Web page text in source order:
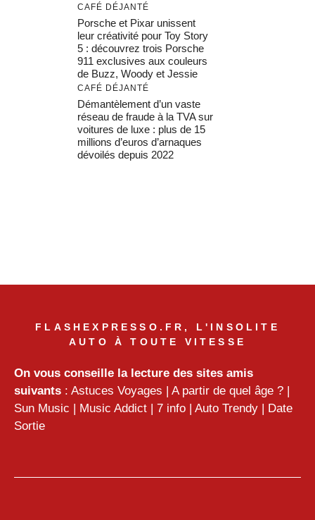
CAFÉ DÉJANTÉ
Porsche et Pixar unissent
leur créativité pour Toy Story
5 : découvrez trois Porsche
911 exclusives aux couleurs
de Buzz, Woody et Jessie
CAFÉ DÉJANTÉ
Démantèlement d’un vaste
réseau de fraude à la TVA sur
voitures de luxe : plus de 15
millions d’euros d’arnaques
dévoilés depuis 2022
FLASHEXPRESSO.FR, L'INSOLITE
AUTO À TOUTE VITESSE
On vous conseille la lecture des sites amis
suivants : Astuces Voyages A partir de quel âge ?
Sun Music
Music Addict 7 info Auto Trendy
Date
Sortie